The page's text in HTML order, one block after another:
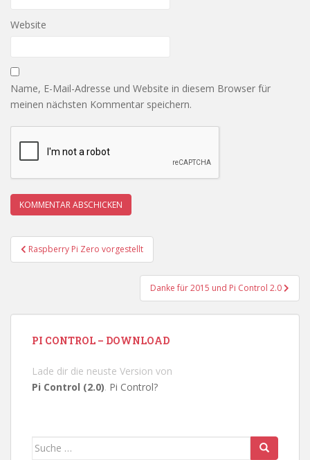
Website
Name, E-Mail-Adresse und Website in diesem Browser für
meinen nächsten Kommentar speichern.
Beitragsnavigation
Raspberry Pi Zero vorgestellt
Danke für 2015 und Pi Control 2.0
PI CONTROL – DOWNLOAD
Lade dir die neuste Version von
Pi Control (2.0). Pi Control?
Suche